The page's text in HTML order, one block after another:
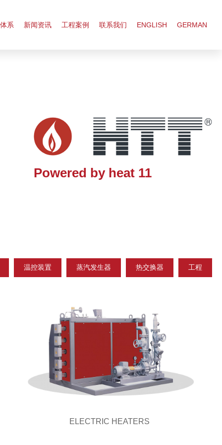
系 新闻资讯 工程案例 联系我们 ENGLISH GERMAN
Powered by heat 11
温控装置 蒸汽发生器 热交换器 工程
ELECTRIC HEATERS